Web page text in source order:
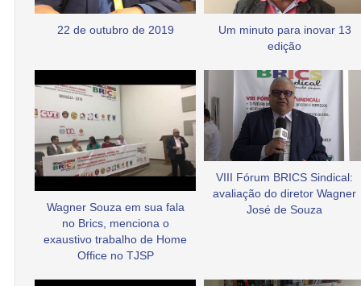
22 de outubro de 2019
Um minuto para inovar 13
edição
Wagner Souza em sua fala
no Brics, menciona o
exaustivo trabalho de Home
Office no TJSP
VIII Fórum BRICS Sindical:
avaliação do diretor Wagner
José de Souza